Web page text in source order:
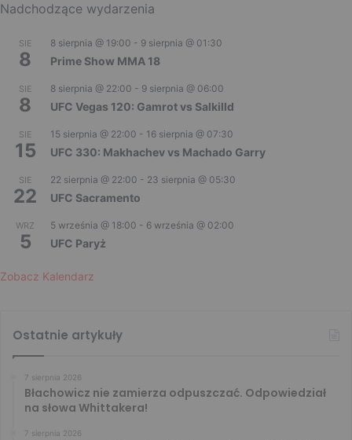
Nadchodzące wydarzenia
SIE
8
8 sierpnia @ 19:00 - 9 sierpnia @ 01:30
Prime Show MMA 18
SIE
8
8 sierpnia @ 22:00 - 9 sierpnia @ 06:00
UFC Vegas 120: Gamrot vs Salkilld
SIE
15
15 sierpnia @ 22:00 - 16 sierpnia @ 07:30
UFC 330: Makhachev vs Machado Garry
SIE
22
22 sierpnia @ 22:00 - 23 sierpnia @ 05:30
UFC Sacramento
WRZ
5
5 września @ 18:00 - 6 września @ 02:00
UFC Paryż
Zobacz Kalendarz
Ostatnie artykuły
7 sierpnia 2026
Błachowicz nie zamierza odpuszczać. Odpowiedział
na słowa Whittakera!
7 sierpnia 2026